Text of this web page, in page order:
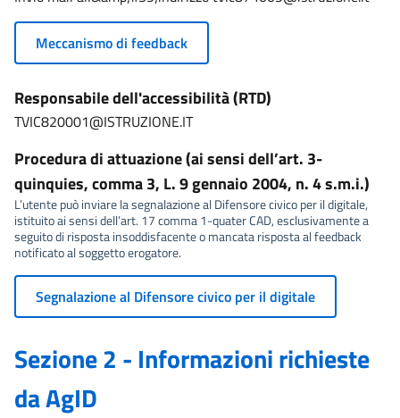
Meccanismo di feedback
Responsabile dell'accessibilità (RTD)
TVIC820001@ISTRUZIONE.IT
Procedura di attuazione (ai sensi dell’art. 3-
quinquies, comma 3, L. 9 gennaio 2004, n. 4 s.m.i.)
L’utente può inviare la segnalazione al Difensore civico per il digitale,
istituito ai sensi dell’art. 17 comma 1-quater CAD, esclusivamente a
seguito di risposta insoddisfacente o mancata risposta al feedback
notificato al soggetto erogatore.
Segnalazione al Difensore civico per il digitale
Sezione 2 - Informazioni richieste
da AgID